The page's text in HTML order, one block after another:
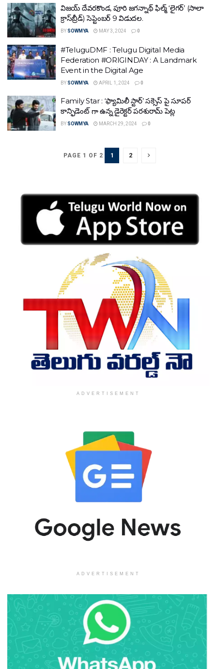
విజ‌య్ దేవ‌ర‌కొండ‌, పూరి జ‌గ‌న్నాథ్‌ ఫిల్మ్ ‘లైగ‌ర్’ (సాలా
క్రాస్‌బ్రీడ్‌) సెప్టెంబ‌ర్ 9 విడుద‌ల‌.
BY SOWMYA MAY 3, 2024 0
#TeluguDMF : Telugu Digital Media
Federation #ORIGINDAY : A Landmark
Event in the Digital Age
BY SOWMYA APRIL 1, 2024 0
Family Star : ‘ఫ్యామిలీ స్టార్’ సక్సెస్ పై సూపర్
కాన్ఫిడెంట్ గా ఉన్న డైరెక్టర్ పరశురామ్ పెట్ల
BY SOWMYA MARCH 29, 2024 0
PAGE 1 OF 2 1 2
ADVERTISEMENT
ADVERTISEMENT